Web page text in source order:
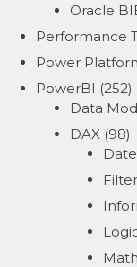
Oracle
Performance
Power
PowerBI (252)
Data
DAX(98)